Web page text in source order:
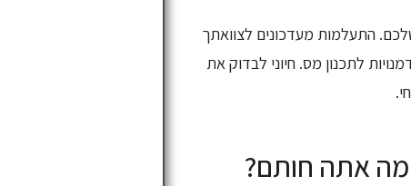
שלכם. התעלמות מעדכונים לצוואתך
לתכנון מס. חיוני לבדוק את